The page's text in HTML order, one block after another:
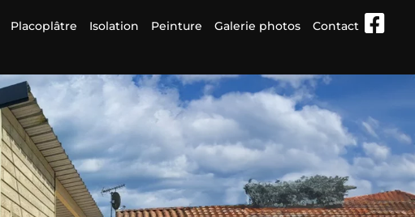
Placoplâtre Isolation Peinture Galerie photos Contact